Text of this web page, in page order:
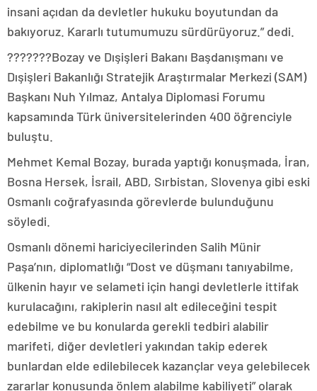
insani açıdan da devletler hukuku boyutundan da
bakıyoruz. Kararlı tutumumuzu sürdürüyoruz.” dedi.
???????Bozay ve Dışişleri Bakanı Başdanışmanı ve
Dışişleri Bakanlığı Stratejik Araştırmalar Merkezi (SAM)
Başkanı Nuh Yılmaz, Antalya Diplomasi Forumu
kapsamında Türk üniversitelerinden 400 öğrenciyle
buluştu.
Mehmet Kemal Bozay, burada yaptığı konuşmada, İran,
Bosna Hersek, İsrail, ABD, Sırbistan, Slovenya gibi eski
Osmanlı coğrafyasında görevlerde bulunduğunu
söyledi.
Osmanlı dönemi hariciyecilerinden Salih Münir
Paşa’nın, diplomatlığı “Dost ve düşmanı tanıyabilme,
ülkenin hayır ve selameti için hangi devletlerle ittifak
kurulacağını, rakiplerin nasıl alt edileceğini tespit
edebilme ve bu konularda gerekli tedbiri alabilir
marifeti, diğer devletleri yakından takip ederek
bunlardan elde edilebilecek kazançlar veya gelebilecek
zararlar konusunda önlem alabilme kabiliyeti” olarak